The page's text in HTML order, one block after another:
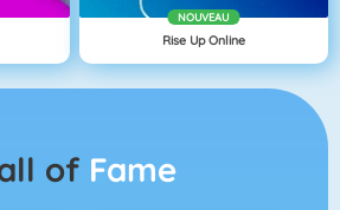
NOUVEAU
Rise Up Online
of Fame